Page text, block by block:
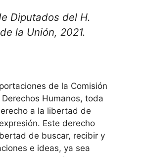
Diputados del H.
la Unión, 2021.
de la Comisión
Humanos, toda
a la libertad de
Este derecho
de buscar, recibir y
e ideas, ya sea